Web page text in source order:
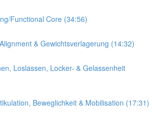
Functional Core (34:56)
& Gewichtsverlagerung (14:32)
Loslassen, Locker- & Gelassenheit
Beweglichkeit & Mobilisation (17:31)